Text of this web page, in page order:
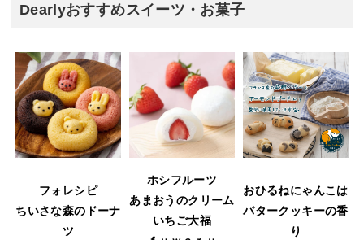
Dearlyおすすめスイーツ・お菓子
フォレシピ
ちいさな森のドーナ
ツ
ホシフルーツ
あまおうのクリーム
いちご大福
おひるねにゃんこは
バタークッキーの香
り